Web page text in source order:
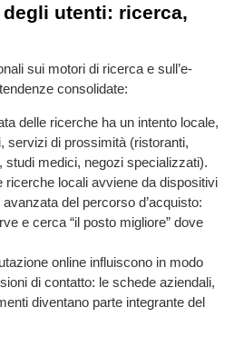
utenti: ricerca,
sui motori di ricerca e sull’e-
consolidate:
delle ricerche ha un intento locale,
servizi di prossimità (ristoranti,
studi medici, negozi specializzati).
ricerche locali avviene da dispositivi
del percorso d’acquisto:
e cerca “il posto migliore” dove
online influiscono in modo
di contatto: le schede aziendali,
diventano parte integrante del